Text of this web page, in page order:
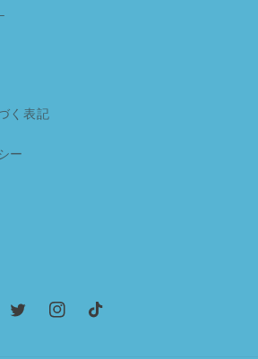
く表記
ー
TwitterInstagramTikTok